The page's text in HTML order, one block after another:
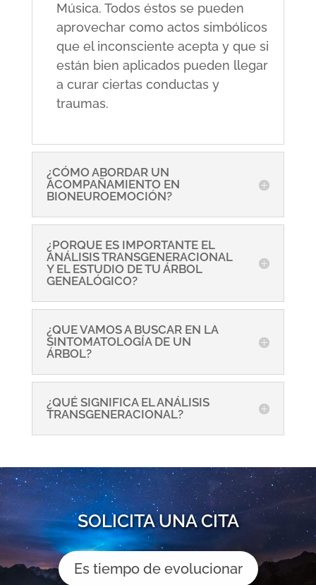
Música. Todos éstos se pueden
aprovechar como actos simbólicos
que el inconsciente acepta y que si
están bien aplicados pueden llegar
a curar ciertas conductas y
traumas.
¿CÓMO ABORDAR UN
ACOMPAÑAMIENTO EN
BIONEUROEMOCIÓN?
¿PORQUE ES IMPORTANTE EL
ANÁLISIS TRANSGENERACIONAL
Y EL ESTUDIO DE TU ÁRBOL
GENEALÓGICO?
¿QUE VAMOS A BUSCAR EN LA
SINTOMATOLOGÍA DE UN
ÁRBOL?
¿QUÉ SIGNIFICA EL ANÁLISIS
TRANSGENERACIONAL?
SOLICITA UNA CITA
Es tiempo de evolucionar